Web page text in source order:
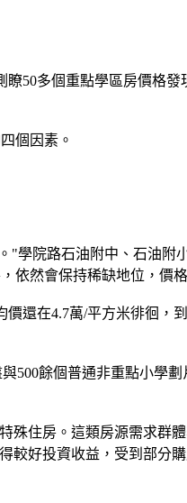
50多個重點學區房價格發
個因素。
學院路石油附中、石油附
依然會保持稀缺地位，價
還在4.7萬/平方米徘徊，
餘個普通非重點小學劃
住房。這類房源需求群
較好投資收益，受到部分購